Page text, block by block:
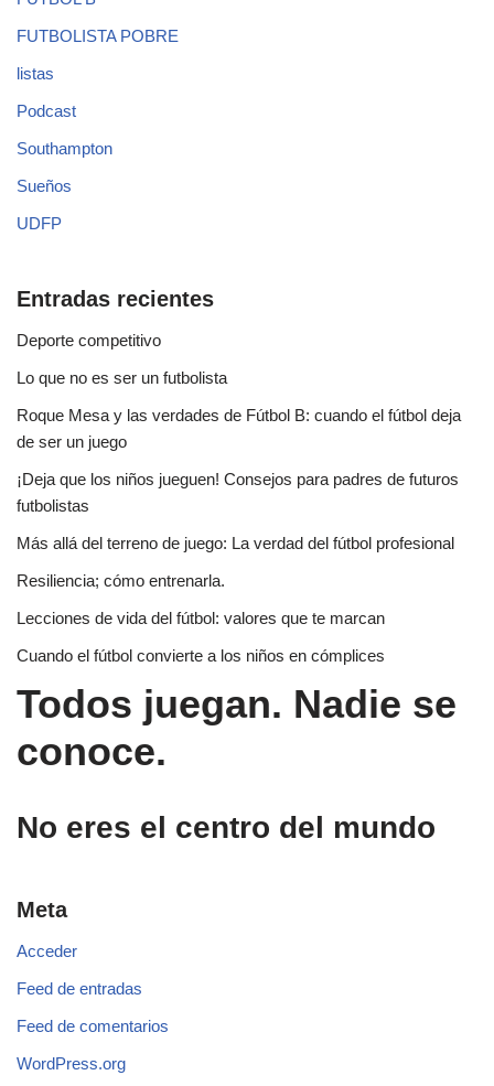
FUTBOLISTA POBRE
listas
Podcast
Southampton
Sueños
UDFP
Entradas recientes
Deporte competitivo
Lo que no es ser un futbolista
Roque Mesa y las verdades de Fútbol B: cuando el fútbol deja
de ser un juego
¡Deja que los niños jueguen! Consejos para padres de futuros
futbolistas
Más allá del terreno de juego: La verdad del fútbol profesional
Resiliencia; cómo entrenarla.
Lecciones de vida del fútbol: valores que te marcan
Cuando el fútbol convierte a los niños en cómplices
Todos juegan. Nadie se
conoce.
No eres el centro del mundo
Meta
Acceder
Feed de entradas
Feed de comentarios
WordPress.org